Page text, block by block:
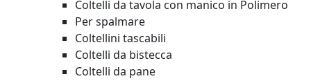
Coltelli da tavola con manico in Polimero
Per spalmare
Coltellini tascabili
Coltelli da bistecca
Coltelli da pane